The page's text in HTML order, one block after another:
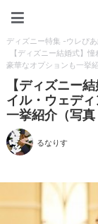
ディズニー特集 -ウレぴ
【ディズニー結婚式】
豪華なオプションも一挙
【ディズニー
イル・ウェデ
一挙紹介（写真
るなりす